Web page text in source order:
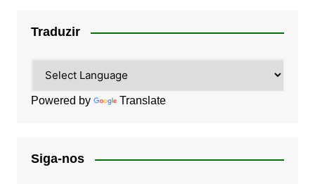
Traduzir
Powered by Translate
Siga-nos